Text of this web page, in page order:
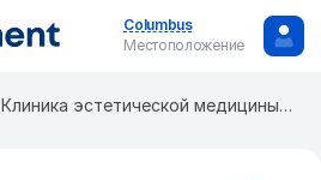
Columbus
Местоположение
Клиника эстетической медицины "TIFFANY PLAZA"